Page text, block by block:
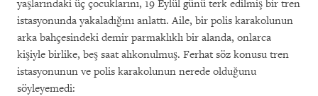
yaşlarındaki üç çocuklarını, 19 Eylül günü terk edilmiş bir tren
istasyonunda yakaladığını anlattı. Aile, bir polis karakolunun
arka bahçesindeki demir parmaklıklı bir alanda, onlarca
kişiyle birlike, beş saat alıkonulmuş. Ferhat söz konusu tren
istasyonunun ve polis karakolunun nerede olduğunu
söyleyemedi: